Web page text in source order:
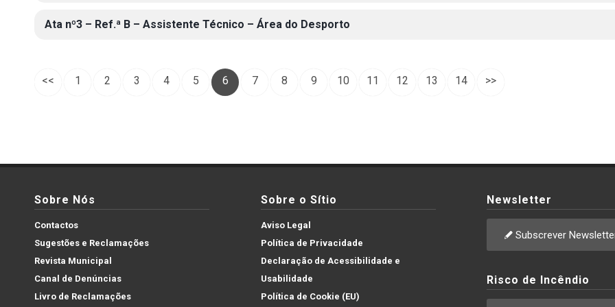
Ata nº3 – Ref.ª B – Assistente Técnico – Área do Desporto
<< 1 2 3 4 5 6 7 8 9 10 11 12 13 14 >>
Sobre Nós
Contactos
Sugestões e Reclamações
Revista Municipal
Canal de Denúncias
Livro de Reclamações
Sobre o Sítio
Aviso Legal
Política de Privacidade
Declaração de Acessibilidade e
Usabilidade
Política de Cookie (EU)
Newsletter
Subscrever
Risco de Incêndio